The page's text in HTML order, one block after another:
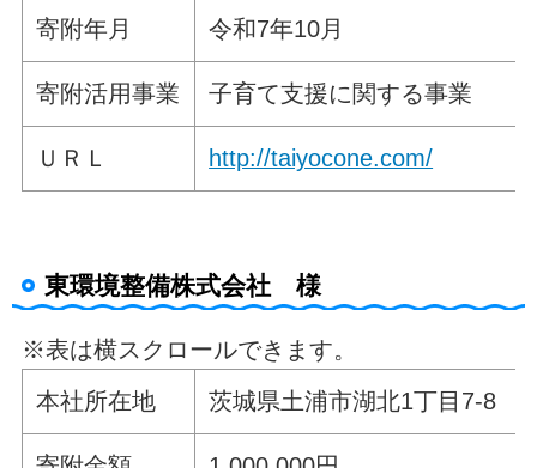
寄附年月 令和7年10月
寄附活用事業 子育て支援に関する事業
ＵＲＬ http://taiyocone.com/
東環境整備株式会社 様
※表は横スクロールできます。
本社所在地
茨城県土浦市湖北1丁目7-8